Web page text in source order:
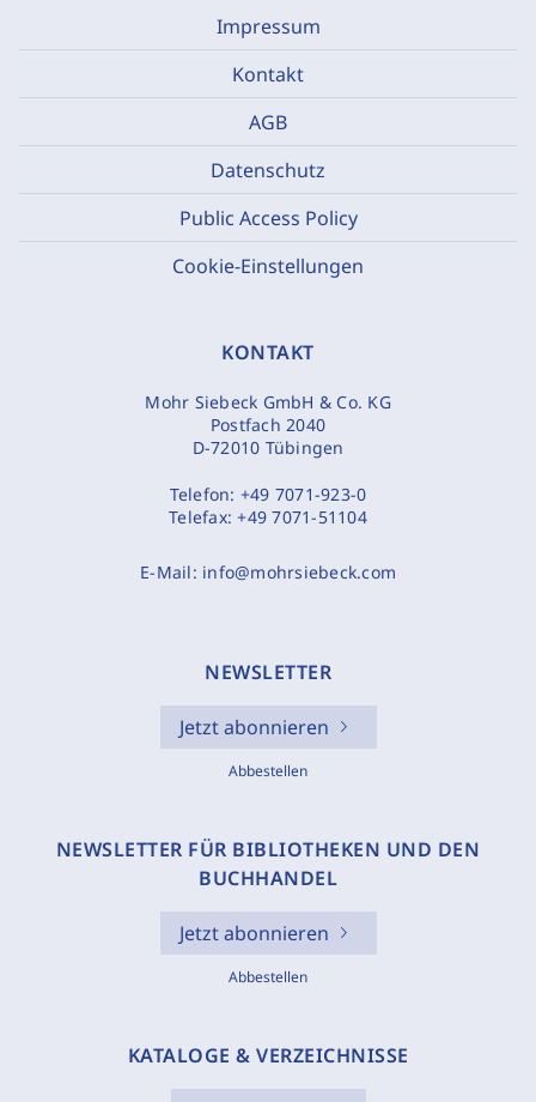
Impressum
Kontakt
AGB
Datenschutz
Public Access Policy
Cookie-Einstellungen
KONTAKT
Mohr Siebeck GmbH & Co. KG
Postfach 2040
D-72010 Tübingen
Telefon: +49 7071-923-0
Telefax:+49 7071-51104
E-Mail: info@mohrsiebeck.com
NEWSLETTER
Jetzt abonnieren
Abbestellen
NEWSLETTER FÜR BIBLIOTHEKEN UND DEN
BUCHHANDEL
Jetzt abonnieren
Abbestellen
KATALOGE & VERZEICHNISSE